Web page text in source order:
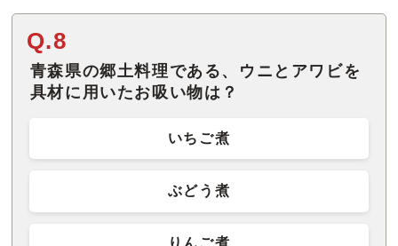
Q.8
青森県の郷土料理である、ウニとアワビを
具材に用いたお吸い物は？
いちご煮
ぶどう煮